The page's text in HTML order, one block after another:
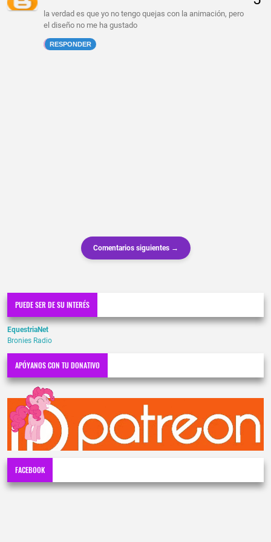
la verdad es que yo no tengo quejas con la animación, pero
el diseño no me ha gustado
RESPONDER
Comentarios siguientes →
PUEDE SER DE SU INTERÉS
EquestriaNet
Bronies Radio
APÓYANOS CON TU DONATIVO
FACEBOOK